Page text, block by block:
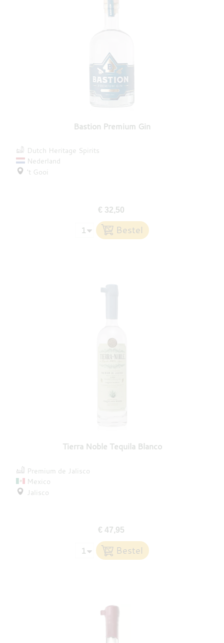
Bastion Premium Gin
Dutch Heritage Spirits
Nederland
't Gooi
€ 32,50
Tierra Noble Tequila Blanco
Premium de Jalisco
Mexico
Jalisco
€ 47,95